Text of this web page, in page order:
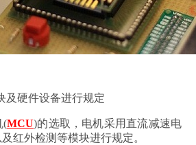
及硬件设备进行规定
(MCU)的选取，电机采用直流减速电
红外检测等模块进行规定。